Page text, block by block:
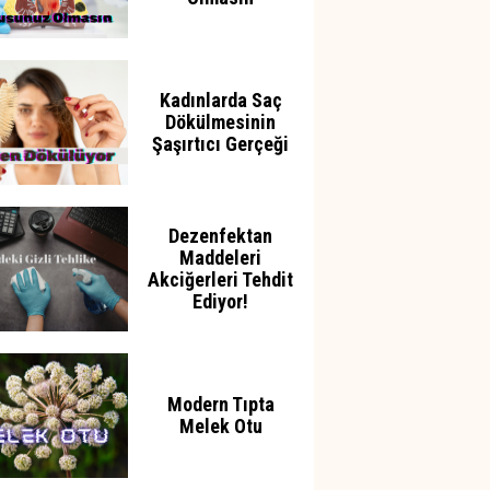
Kadınlarda Saç
Dökülmesinin
Şaşırtıcı Gerçeği
Dezenfektan
Maddeleri
Akciğerleri Tehdit
Ediyor!
Modern Tıpta
Melek Otu